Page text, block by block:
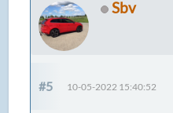
Sbv
#5 10-05-2022 15:40:52